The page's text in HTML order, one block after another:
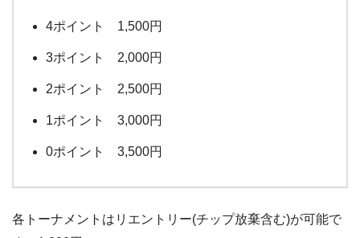
4ポイント 1,500円
3ポイント 2,000円
2ポイント 2,500円
1ポイント 3,000円
0ポイント 3,500円
各トーナメントはリエントリー(チップ放棄含む)が可能で